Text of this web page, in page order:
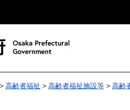
> 高齢者福祉 > 高齢者福祉施設等 > 高齢